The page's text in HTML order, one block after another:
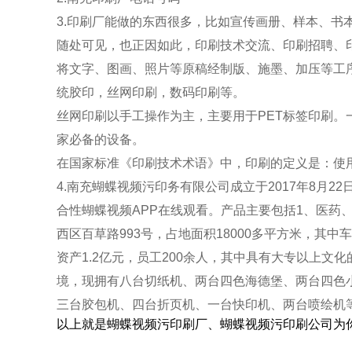
3.印刷厂能做的东西很多，比如宣传画册、样本、
随处可见，也正因如此，印刷技术交流、印刷招聘、
将文字、图画、照片等原稿经制版、施墨、加压等
统胶印，丝网印刷，数码印刷等。
丝网印刷以手工操作为主，主要用于PET标签印刷
家必备的设备。
在国家标准《印刷技术术语》中，印刷的定义是：使
4.南充蝴蝶视频污印务有限公司成立于2017年8月22
合性蝴蝶视频APP在线观看。产品主要包括1、医药
西区百草路993号，占地面积18000多平方米，其中
资产1.2亿元，员工200余人，其中具有大专以上文
境，现拥有八台切纸机、两台四色海德堡、两台四
三台胶包机、四台折页机、一台快印机、两台喷绘机
以上就是蝴蝶视频污印刷厂、蝴蝶视频污印刷公司